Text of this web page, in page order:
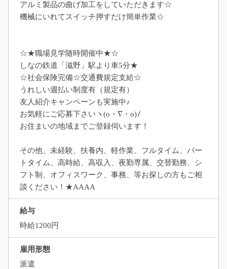
アルミ製品の曲げ加工をしていただきます☆
機械にいれてスイッチ押すだけ簡単作業☆
☆★職場見学随時開催中★☆
しなの鉄道「滋野」駅より車5分★
☆社会保険完備☆交通費規定支給☆
うれしい週払い制度有（規定有）
友人紹介キャンペーンも実施中♪
お気軽にご応募下さいヽ(o・∇・o)ﾉ
お住まいの地域までご登録伺います！
その他、未経験、扶養内、軽作業、フルタイム、パー
トタイム、高時給、高収入、夜勤専属、交替勤務、シ
フト制、オフィスワーク、事務、等お探しの方もご相
談ください！★AAAA
給与
時給1200円
雇用形態
派遣